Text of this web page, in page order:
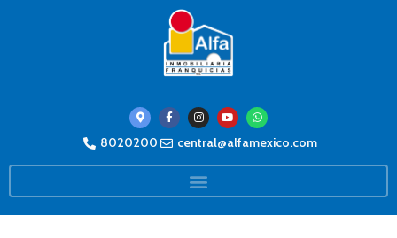
8020200 central@alfamexico.com